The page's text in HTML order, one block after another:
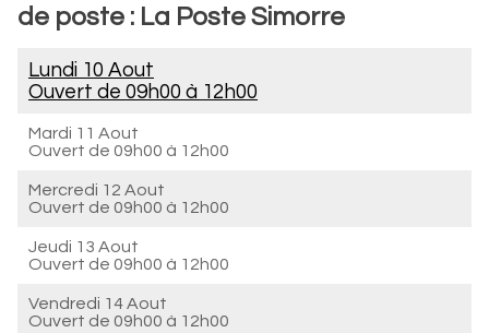
de poste : La Poste Simorre
Lundi 10 Aout
Ouvert de 09h00 à 12h00
Mardi 11 Aout
Ouvert de 09h00 à 12h00
Mercredi 12 Aout
Ouvert de 09h00 à 12h00
Jeudi 13 Aout
Ouvert de 09h00 à 12h00
Vendredi 14 Aout
Ouvert de 09h00 à 12h00